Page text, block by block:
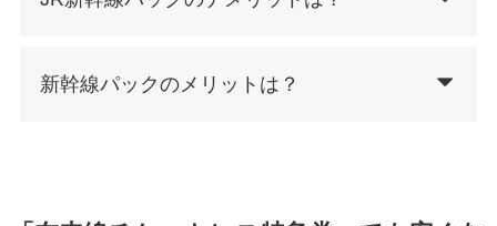
新幹線パックのメリットは？